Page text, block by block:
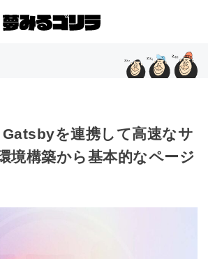
を連携して高速なサ
境構築から基本的なページ